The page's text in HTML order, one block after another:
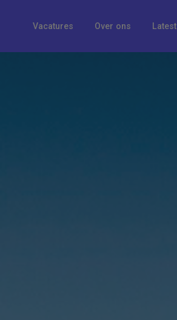
Vacatures Over ons Latest